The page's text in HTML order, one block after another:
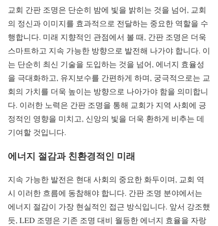
교회 간판 조명은 단순히 밤에 빛을 밝히는 것을 넘어, 교회
의 정신과 이미지를 효과적으로 전달하는 중요한 역할을 수
행합니다. 미래 지향적인 관점에서 볼 때, 간판 조명은 더욱
스마트하고 지속 가능한 방향으로 발전해 나가야 합니다. 이
는 단순히 최신 기술을 도입하는 것을 넘어, 에너지 효율성
을 극대화하고, 유지보수를 간편하게 하며, 궁극적으로는 교
회의 가치를 더욱 높이는 방향으로 나아가야 함을 의미합니
다. 이러한 노력은 간판 조명을 통해 교회가 지역 사회에 긍
정적인 영향을 미치고, 신앙의 빛을 더욱 환하게 비추는 데
기여할 것입니다.
에너지 절감과 친환경적인 미래
지속 가능한 발전은 현대 사회의 중요한 화두이며, 교회 역
시 이러한 흐름에 동참해야 합니다. 간판 조명 분야에서는
에너지 절감이 가장 현실적인 접근 방식입니다. 앞서 강조했
듯, LED 조명은 기존 조명 대비 월등한 에너지 효율을 자랑